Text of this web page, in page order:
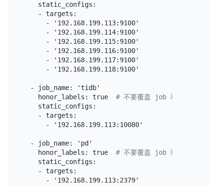
    static_configs:
    - targets:
      - '192.168.199.113:9100'
      - '192.168.199.114:9100'
      - '192.168.199.115:9100'
      - '192.168.199.116:9100'
      - '192.168.199.117:9100'
      - '192.168.199.118:9100'
  - job_name: 'tidb'
    honor_labels: true
# 不要覆盖 job 和实例的
    static_configs:
    - targets:
      - '192.168.199.113:10080'
  - job_name: 'pd'
    honor_labels: true
# 不要覆盖 job 和实例的
    static_configs:
    - targets:
      - '192.168.199.113:2379'